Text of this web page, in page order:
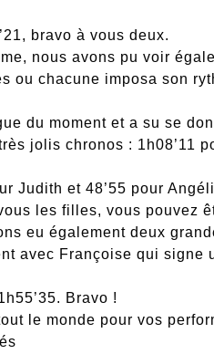
bravo à vous deux.
nous avons pu voir
ou chacune imposa son
du moment et a su se
jolis chronos : 1h08’11
Judith et 48’55 pour
les filles, vous pouvez
eu également deux
avec Françoise qui signe
Bravo !
le monde pour vos